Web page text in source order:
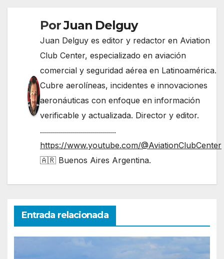
PorJuan Delguy
Juan Delguy es editor y redactor en Aviation
Club Center, especializado en aviación
comercial y seguridad aérea en Latinoamérica.
Cubre aerolíneas, incidentes e innovaciones
aeronáuticas con enfoque en información
verificable y actualizada. Director y editor.
......................................
https://www.youtube.com/@AviationClubCenter
🇦🇷 Buenos Aires Argentina.
Entrada relacionada